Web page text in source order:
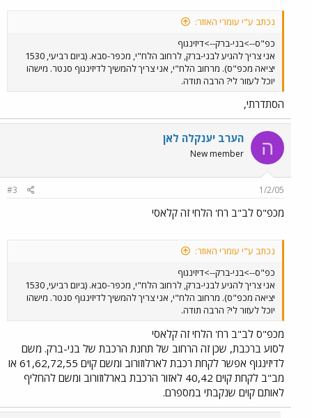
נכתב ע"י עומרי האוזר:
כפ"ס-->בני-ברק-->דיזינגוף
אני צריך להגיע לבני-ברק, לרחוב הלח"י, מכפר-סבא. (ביום רביעי, 1530
יציאה מכפ"ס). מרחוב הלח"י, אני צריך להמשיך לדיזינגוף סנטר. מישהו
יוכל לעזור לי? הרבה תודה.
הסתדרתי,
ה הערב יענקלה לאן
New member
1/2/05
#3
מכפ"ס לב"ב רח' הלחי זה קלאסי
נכתב ע"י עומרי האוזר:
כפ"ס-->בני-ברק-->דיזינגוף
אני צריך להגיע לבני-ברק, לרחוב הלח"י, מכפר-סבא. (ביום רביעי, 1530
יציאה מכפ"ס). מרחוב הלח"י, אני צריך להמשיך לדיזינגוף סנטר. מישהו
יוכל לעזור לי? הרבה תודה.
מכפ"ס לב"ב רח' הלחי זה קלאסי
לסוע ברכבת, שכן זה הרחוב של תחנת הרכבת של בני-ברק. משם
לדיזינגוף אפשר לקחת רכבת לארלוזורוב ומשם קוים 61,62,72,55 או
מב"ב לקחת קוים 40,42 לאזור הרכבת בארלוזורוב ומשם להחליף
לאותם קוים שנקבתי במספרם.